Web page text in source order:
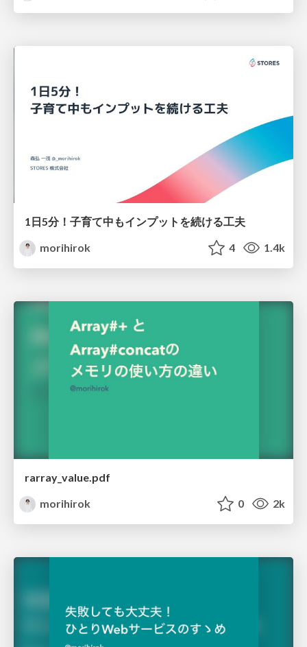
1日5分！子育て中もインプットを続ける工夫
morihirok
4 1.4k
rarray_value.pdf
morihirok
0 2k